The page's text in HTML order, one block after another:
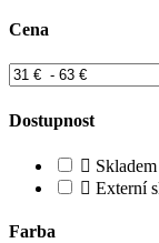
Cena
Dostupnost
Externí
Farba